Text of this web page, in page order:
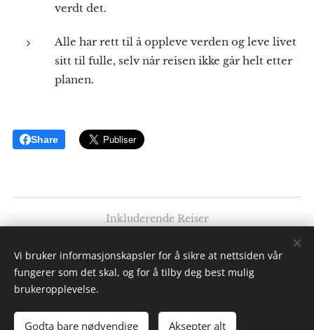
verdt det.
Alle har rett til å oppleve verden og leve livet
sitt til fulle, selv når reisen ikke går helt etter
planen.
Share
Inkluderende Reiser
Alle rettigheter forbeholdt 2025
Informasjonskapsler
Norsk
American English
Vi bruker informasjonskapsler for å sikre at nettsiden vår
fungerer som det skal, og for å tilby deg best mulig
brukeropplevelse.
Godta bare nødvendige Aksepter alt